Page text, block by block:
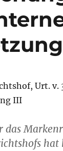
Urt. v.
III
das
hat